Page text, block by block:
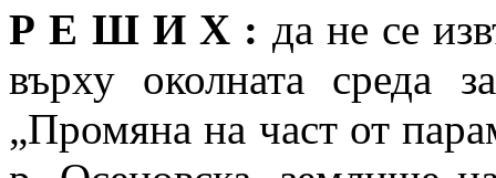
Р Е Ш И Х : да не се
върху околната среда
„Промяна на част от